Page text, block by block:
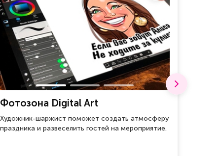
Фотозона Digital Art
Художник-шаржист поможет создать атмосферу
праздника и развеселить гостей на мероприятие.